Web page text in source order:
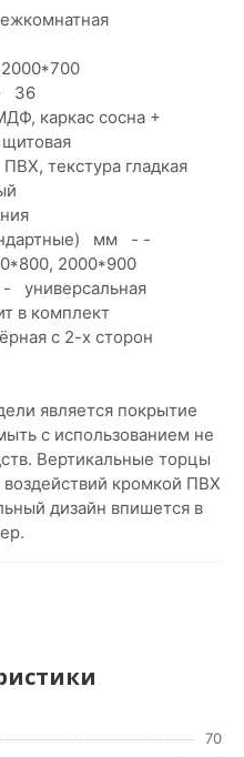
36
каркас сосна +
текстура гладкая
мм - -
2000*900
универсальная
в комплект
с 2-х сторон
является покрытие
с использованием не
Вертикальные торцы
кромкой ПВХ
дизайн впишется в
70